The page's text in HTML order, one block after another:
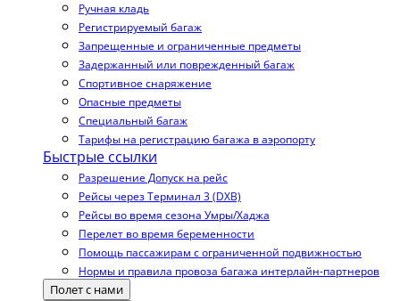
Ручная кладь
Регистрируемый багаж
Запрещенные и ограниченные предметы
Задержанный или поврежденный багаж
Спортивное снаряжение
Опасные предметы
Специальный багаж
Тарифы на регистрацию багажа в аэропорту
Быстрые ссылки
Разрешение Допуск на рейс
Рейсы через Терминал 3 (DXB)
Рейсы во время сезона Умры/Хаджа
Перелет во время беременности
Помощь пассажирам с ограниченной подвижностью
Нормы и правила провоза багажа интерлайн-партнеров
Полет с нами